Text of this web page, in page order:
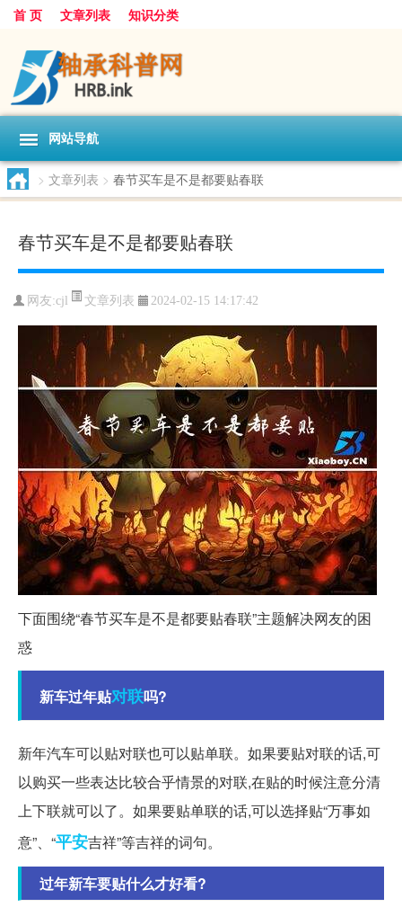
首 页 文章列表 知识分类
网站导航
> 文章列表 > 春节买车是不是都要贴春联
春节买车是不是都要贴春联
网友:cjl 文章列表 2024-02-15 14:17:42
下面围绕“春节买车是不是都要贴春联”主题解决网友的困
惑
新车过年贴对联吗?
新年汽车可以贴对联也可以贴单联。如果要贴对联的话,可
以购买一些表达比较合乎情景的对联,在贴的时候注意分清
上下联就可以了。如果要贴单联的话,可以选择贴“万事如
意”、“平安吉祥”等吉祥的词句。
过年新车要贴什么才好看?